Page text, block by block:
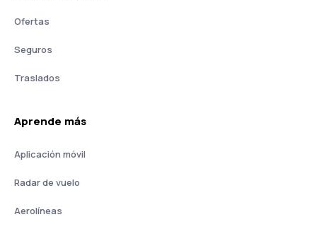
Ofertas
Seguros
Traslados
Aprende más
Aplicación móvil
Radar de vuelo
Aerolíneas